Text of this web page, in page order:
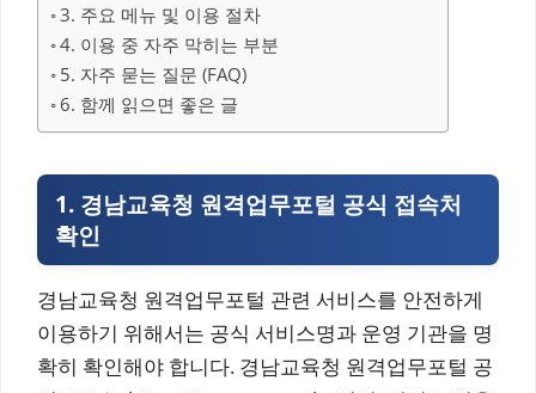
3. 주요 메뉴 및 이용 절차
4. 이용 중 자주 막히는 부분
5. 자주 묻는 질문 (FAQ)
6. 함께 읽으면 좋은 글
1. 경남교육청 원격업무포털 공식 접속처
확인
경남교육청 원격업무포털 관련 서비스를 안전하게
이용하기 위해서는 공식 서비스명과 운영 기관을 명
확히 확인해야 합니다. 경남교육청 원격업무포털 공